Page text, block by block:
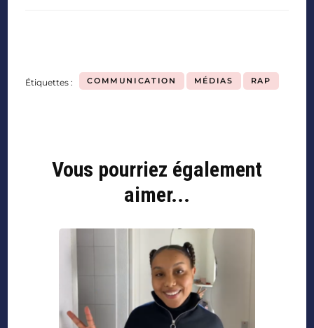
Étiquettes : COMMUNICATION MÉDIAS RAP
Vous pourriez également
aimer...